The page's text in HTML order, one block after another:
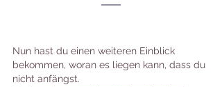
Nun hast du einen weiteren Einblick
bekommen, woran es liegen kann, dass du
nicht anfängst.